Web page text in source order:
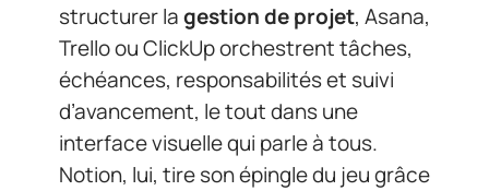
structurer lagestion de projet, Asana,
Trello ou ClickUp orchestrent tâches,
échéances, responsabilités et suivi
d’avancement, le tout dans une
interface visuelle qui parle à tous.
Notion, lui, tire son épingle du jeu grâce